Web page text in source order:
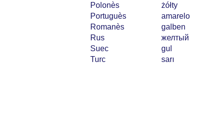
Polonès
żółty
Portuguès
amarelo
Romanès
galben
Rus
желтый
Suec
gul
Turc
sarı